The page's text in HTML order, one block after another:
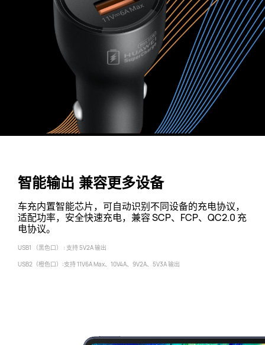
智能输出 兼容更多设备
车充内置智能芯片，可自动识别不同设备的充电协议，
适配功率，安全快速充电，兼容 SCP、FCP、QC2.0 充
电协议。
USB1 （黑色口） : 支持 5V2A 输出
USB2（橙色口）:支持 11V6A Max、10V4A、9V2A、5V3A 输出